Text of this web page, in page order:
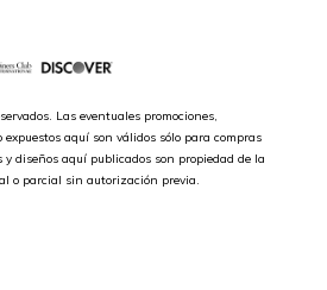
Las eventuales promociones,
expuestos aquí son válidos sólo para compras
diseños aquí publicados son propiedad de la
o parcial sin autorización previa.